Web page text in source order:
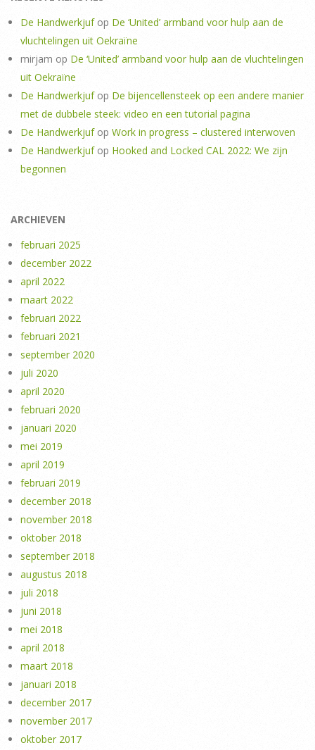
De Handwerkjufop De ‘United’ armband voor hulp aan de
vluchtelingen uit Oekraïne
mirjam op De ‘United’ armband voor hulp aan de vluchtelingen
uit Oekraïne
De Handwerkjufop De bijencellensteek op een andere manier
met de dubbele steek: video en een tutorial pagina
De Handwerkjufop Work in progress – clustered interwoven
De Handwerkjufop Hooked and Locked CAL 2022: We zijn
begonnen
ARCHIEVEN
februari 2025
december 2022
april 2022
maart 2022
februari 2022
februari 2021
september 2020
juli 2020
april 2020
februari 2020
januari 2020
mei 2019
april 2019
februari 2019
december 2018
november 2018
oktober 2018
september 2018
augustus 2018
juli 2018
juni 2018
mei 2018
april 2018
maart 2018
januari 2018
december 2017
november 2017
oktober 2017